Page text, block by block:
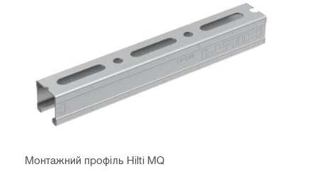
Монтажний профіль Hilti MQ